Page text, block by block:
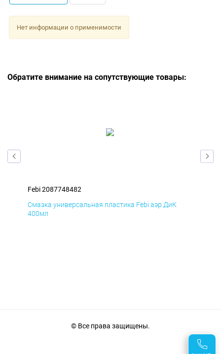
Нет информации о применимости
Обратите внимание на сопутствующие товары:
Febi 2087748482
Смазка универсальная пластика Febi аэр ДиК
400мл
© Все права защищены.